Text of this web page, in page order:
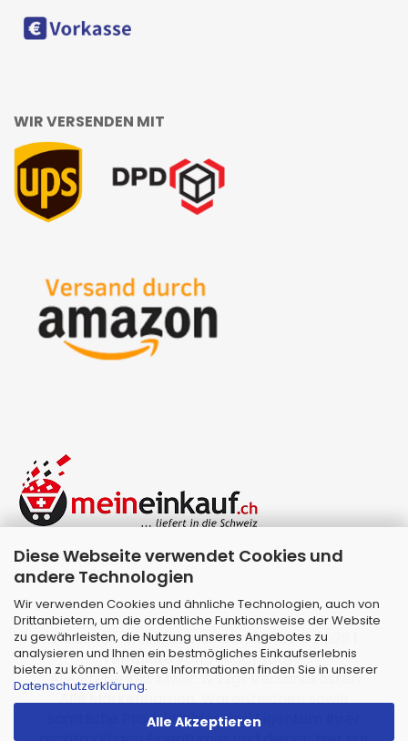
Diese Webseite verwendet Cookies und
andere Technologien
Wir verwenden Cookies und ähnliche Technologien, auch von
Drittanbietern, um die ordentliche Funktionsweise der Website
zu gewährleisten, die Nutzung unseres Angebotes zu
analysieren und Ihnen ein bestmögliches Einkaufserlebnis
bieten zu können. Weitere Informationen finden Sie in unserer
Datenschutzerklärung.
Alle Akzeptieren
WIR VERSENDEN MIT
Webshop erstellenmit Gambio.de © 2026 |
Template vonJungCreative.
Alle Preise inkl. MwSt. & zzgl. Versandkosten
Alle Markennamen, Warenzeichen sowie
sämtliche Produktbilder sind Eigentum Ihrer